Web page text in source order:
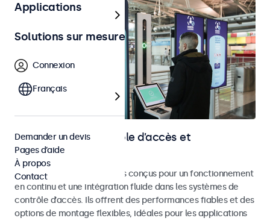
Écrans pour le contrôle d’accès et
l’identification
Moniteurs et écrans tactiles conçus pour un fonctionnement
en continu et une intégration fluide dans les systèmes de
contrôle d’accès. Ils offrent des performances fiables et des
options de montage flexibles, idéales pour les applications
Applications
Solutions sur mesure
Connexion
Français
Demander un devis
Pages d’aide
À propos
Contact